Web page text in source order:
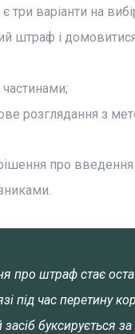
три варіанти на
штраф і
розглядання з
про
про штраф стає
під час перетину
засіб буксирується